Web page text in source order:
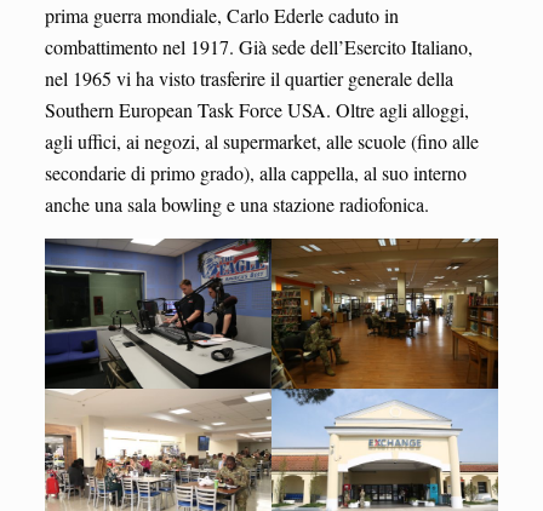
prima guerra mondiale, Carlo Ederle caduto in
combattimento nel 1917. Già sede dell’Esercito Italiano,
nel 1965 vi ha visto trasferire il quartier generale della
Southern European Task Force USA. Oltre agli alloggi,
agli uffici, ai negozi, al supermarket, alle scuole (fino alle
secondarie di primo grado), alla cappella, al suo interno
anche una sala bowling e una stazione radiofonica.